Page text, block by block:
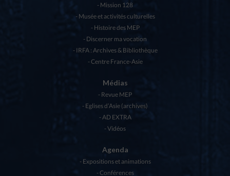
Mission 128
Musée et activités culturelles
Histoire des MEP
Discerner ma vocation
IRFA : Archives & Bibliothèque
Centre France-Asie
Médias
Revue MEP
Eglises d’Asie (archives)
AD EXTRA
Vidéos
Agenda
Expositions et animations
Conférences